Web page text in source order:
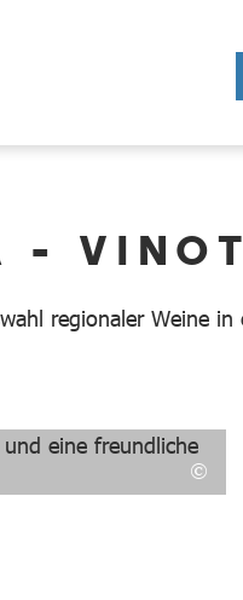
-
regionaler Weine in